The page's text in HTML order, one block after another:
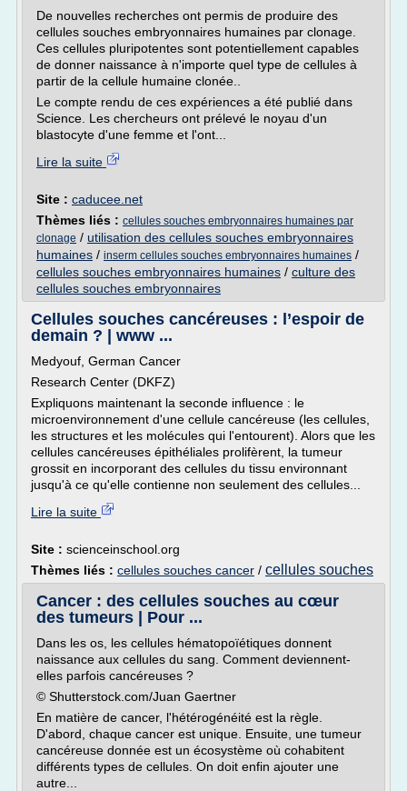
De nouvelles recherches ont permis de produire des
cellules souches embryonnaires humaines par clonage.
Ces cellules pluripotentes sont potentiellement capables
de donner naissance à n'importe quel type de cellules à
partir de la cellule humaine clonée..
Le compte rendu de ces expériences a été publié dans
Science. Les chercheurs ont prélevé le noyau d'un
blastocyte d'une femme et l'ont...
Lire la suite
Site : caducee.net
Thèmes liés : cellules souches embryonnaires humaines par
clonage / utilisation des cellules souches embryonnaires
humaines / inserm cellules souches embryonnaires humaines /
cellules souches embryonnaires humaines / culture des
cellules souches embryonnaires
Cellules souches cancéreuses : l’espoir de
demain ? | www ...
Medyouf, German Cancer
Research Center (DKFZ)
Expliquons maintenant la seconde influence : le
microenvironnement d'une cellule cancéreuse (les cellules,
les structures et les molécules qui l'entourent). Alors que les
cellules cancéreuses épithéliales prolifèrent, la tumeur
grossit en incorporant des cellules du tissu environnant
jusqu'à ce qu'elle contienne non seulement des cellules...
Lire la suite
Site : scienceinschool.org
Thèmes liés : cellules souches cancer / cellules souches
Cancer : des cellules souches au cœur
des tumeurs | Pour ...
Dans les os, les cellules hématopoïétiques donnent
naissance aux cellules du sang. Comment deviennent-
elles parfois cancéreuses ?
© Shutterstock.com/Juan Gaertner
En matière de cancer, l'hétérogénéité est la règle.
D'abord, chaque cancer est unique. Ensuite, une tumeur
cancéreuse donnée est un écosystème où cohabitent
différents types de cellules. On doit enfin ajouter une
autre...